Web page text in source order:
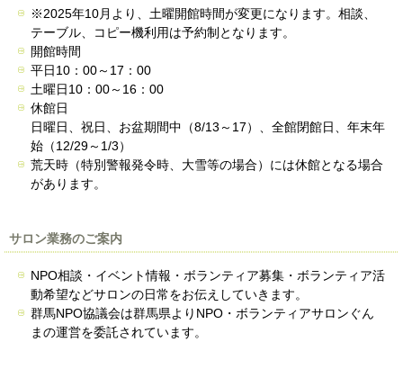
※2025年10月より、土曜開館時間が変更になります。相談、
テーブル、コピー機利用は予約制となります。
開館時間
平日10：00～17：00
土曜日10：00～16：00
休館日
日曜日、祝日、お盆期間中（8/13～17）、全館閉館日、年末年
始（12/29～1/3）
荒天時（特別警報発令時、大雪等の場合）には休館となる場合
があります。
サロン業務のご案内
NPO相談・イベント情報・ボランティア募集・ボランティア活
動希望などサロンの日常をお伝えしていきます。
群馬NPO協議会は群馬県よりNPO・ボランティアサロンぐん
まの運営を委託されています。